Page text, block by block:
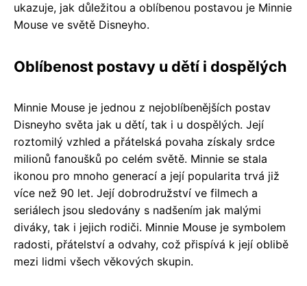
ukazuje, jak důležitou a oblíbenou postavou je Minnie
Mouse ve světě Disneyho.
Oblíbenost postavy u dětí i dospělých
Minnie Mouse je jednou z nejoblíbenějších postav
Disneyho světa jak u dětí, tak i u dospělých. Její
roztomilý vzhled a přátelská povaha získaly srdce
milionů fanoušků po celém světě. Minnie se stala
ikonou pro mnoho generací a její popularita trvá již
více než 90 let. Její dobrodružství ve filmech a
seriálech jsou sledovány s nadšením jak malými
diváky, tak i jejich rodiči. Minnie Mouse je symbolem
radosti, přátelství a odvahy, což přispívá k její oblibě
mezi lidmi všech věkových skupin.